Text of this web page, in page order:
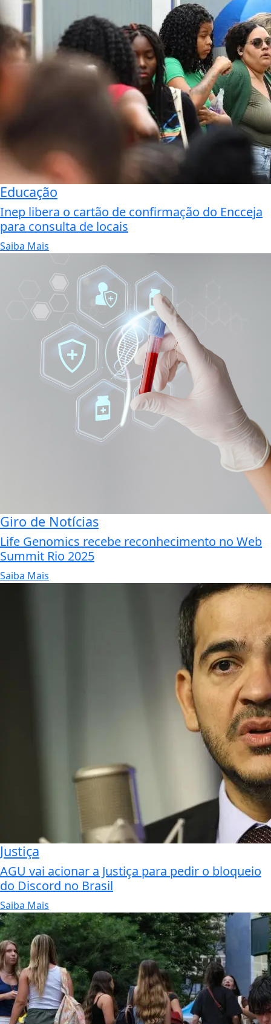
Educação
Inep libera o cartão de confirmação do Encceja
para consulta de locais
Saiba Mais
Giro de Notícias
Life Genomics recebe reconhecimento no Web
Summit Rio 2025
Saiba Mais
Justiça
AGU vai acionar a Justiça para pedir o bloqueio
do Discord no Brasil
Saiba Mais